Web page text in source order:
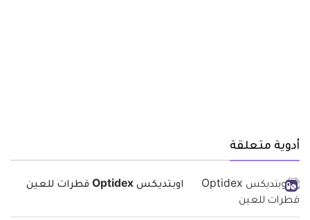
أدوية متعلقة
اوبتديكس Optidex قطرات للعين